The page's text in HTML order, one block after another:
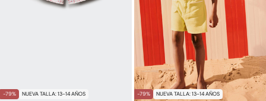
-79% NUEVA TALLA: 13-14 AÑOS -79% NUEVA TALLA: 13-14 AÑOS